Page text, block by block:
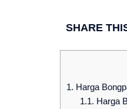
SHARE
1. Harga
1.1. Harga